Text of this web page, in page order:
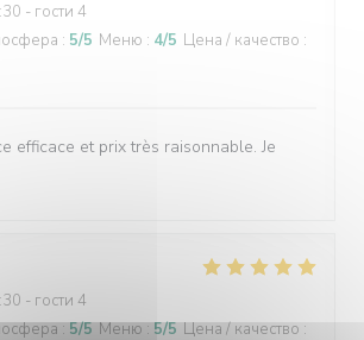
- гости 4
: 5/5 Меню : 4/5 Цена / качество :
efficace et prix très raisonnable. Je
- гости 4
:5/5 Меню:5/5 Цена / качество :